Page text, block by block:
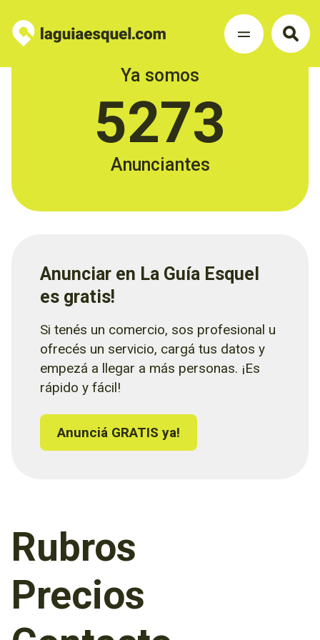
Ya somos
5273
Anunciantes
Anunciar en La Guía Esquel
es gratis!
Si tenés un comercio, sos profesional u
ofrecés un servicio, cargá tus datos y
empezá a llegar a más personas. ¡Es
rápido y fácil!
Anunciá GRATIS ya!
Rubros
Precios